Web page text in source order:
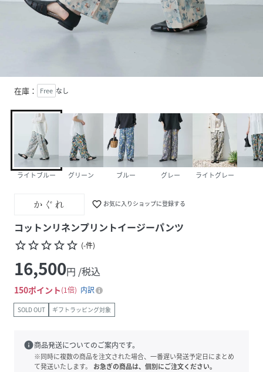
在庫： Free なし
ライトブルー グリーン ブルー グレー ライトグレー
favorite_border お気に入りショップに登録する
コットンリネンプリントイージーパンツ
star_borderstar_borderstar_borderstar_borderstar_border (-件)
16,500円 /税込
150ポイント 1倍 内訳
SOLD OUT ギフトラッピング対象
info商品発送についてのご案内です。
※同時に複数の商品を注文された場合、一番遅い発送予定日にまとめ
て発送いたします。
お急ぎの商品は、個別にご注文ください。